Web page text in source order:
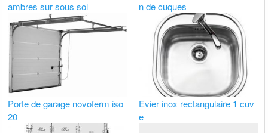
ambres sur sous sol
n de cuques
Porte de garage novoferm iso
20
Evier inox rectangulaire 1 cuv
e